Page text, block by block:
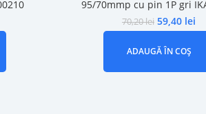
95/70mmp cu pin 1P gri
70,20lei 59,40 lei
ADAUGĂ ÎN COȘ